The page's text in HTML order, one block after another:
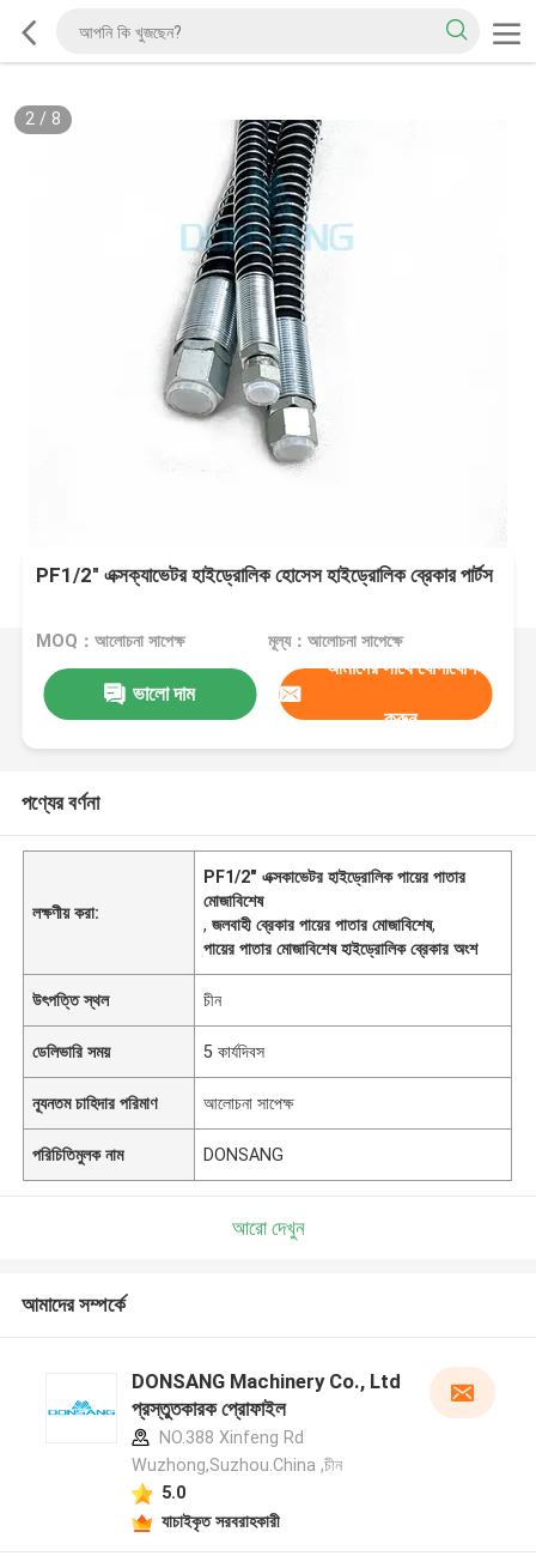
2/ 8
PF1/2" এক্সক্যাভেটর হাইড্রোলিক হোসেস হাইড্রোলিক ব্রেকার পার্টস
MOQ：আলোচনা সাপেক্ষ মূল্য：আলোচনা সাপেক্ষে
ভালো দাম
আমাদের সাথে যোগাযোগ
করুন
পণ্যের বর্ণনা
লক্ষণীয় করা:
PF1/2" এক্সকাভেটর হাইড্রোলিক পায়ের পাতার
মোজাবিশেষ
,জলবাহী ব্রেকার পায়ের পাতার মোজাবিশেষ,
পায়ের পাতার মোজাবিশেষ হাইড্রোলিক ব্রেকার অংশ
উৎপত্তি স্থল চীন
ডেলিভারি সময় 5 কার্যদিবস
ন্যূনতম চাহিদার পরিমাণ আলোচনা সাপেক্ষ
পরিচিতিমুলক নাম DONSANG
আরো দেখুন
আমাদের সম্পর্কে
DONSANG Machinery Co., Ltd
প্রস্তুতকারক প্রোফাইল
NO.388 Xinfeng Rd
Wuzhong,Suzhou.China ,চীন
5.0
যাচাইকৃত সরবরাহকারী